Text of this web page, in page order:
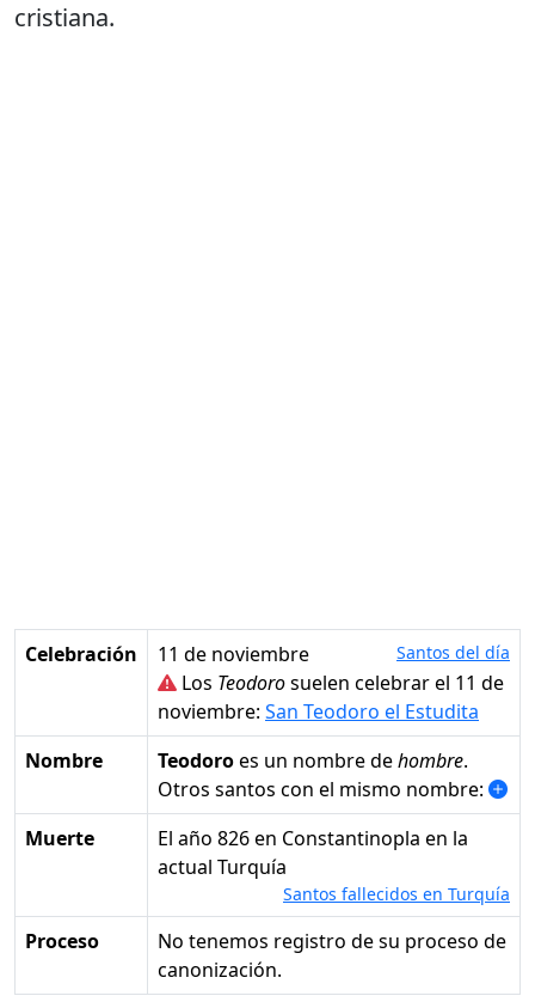
cristiana.
Celebración 11 de noviembre Santos del día
Los Teodorosuelen celebrar el 11 de
noviembre: San Teodoro el Estudita
Nombre
Teodoroes un nombre dehombre.
Otros santos con el mismo nombre:
Muerte
el año 826 en Constantinopla en la
actual Turquía
Santos fallecidos en Turquía
Proceso
No tenemos registro de su proceso de
canonización.